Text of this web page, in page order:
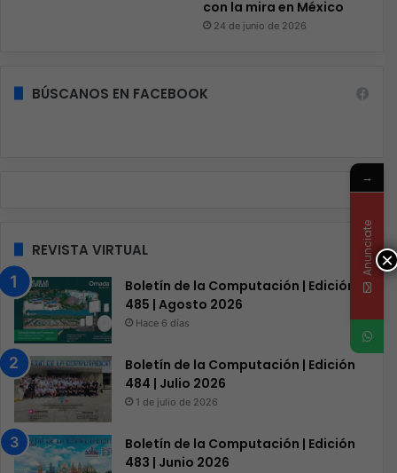
con la mira en México
24 de junio de 2026
BÚSCANOS EN FACEBOOK
REVISTA VIRTUAL
Boletín de la Computación | Edición
485 | Agosto 2026
Hace 6 días
Boletín de la Computación | Edición
484 | Julio 2026
1 de julio de 2026
Boletín de la Computación | Edición
483 | Junio 2026
×
→
Anunciate